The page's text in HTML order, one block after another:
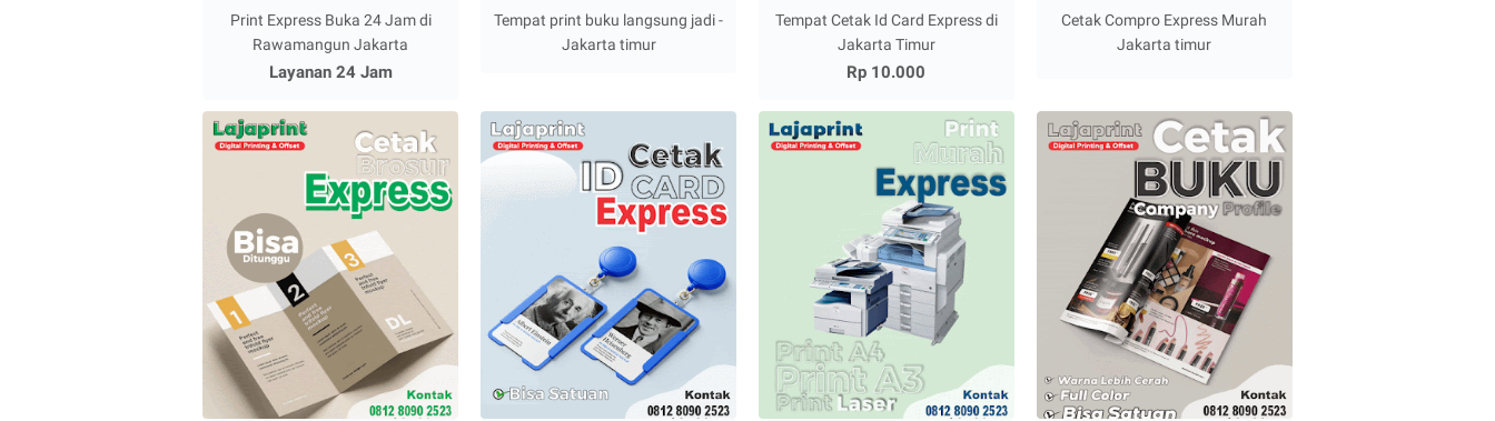
Print Express Buka 24 Jam di
Rawamangun Jakarta
Layanan 24 Jam
Tempat print buku langsung jadi -
Jakarta timur
Tempat Cetak Id Card Express di
Jakarta Timur
Rp 10.000
Cetak Compro Express Murah
Jakarta timur